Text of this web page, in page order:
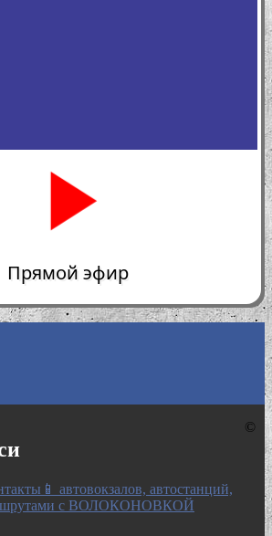
Прямой эфир
автовокзалов, автостанций,
с ВОЛОКОНОВКОЙ
©